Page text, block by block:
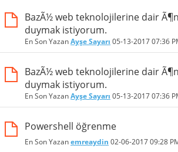
BazÃ½ web teknolojilerine dair
duymak istiyorum.
En Son YazanAyşe Sayarı 05-13-201707:36
BazÃ½ web teknolojilerine dair
duymak istiyorum.
En Son YazanAyşe Sayarı 05-13-201707:36
Powershell öğrenme
En Son Yazanemreaydin 02-06-201709:28